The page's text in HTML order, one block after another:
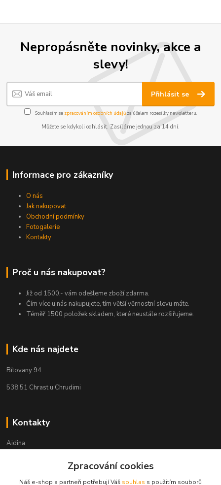
Nepropásněte novinky, akce a
slevy!
Přihlásit se
Souhlasím se zpracováním osobních údajůza účelem rozesílky newsletteru.
Můžete se kdykoli odhlásit. Zasíláme jednou za 14 dní.
Informace pro zákazníky
O nás
Jak nakupovat
Obchodní podmínky
Fotogalerie
Kontakty
Proč u nás nakupovat?
Již od 1500,- vám odešleme zboží zdarma.
Čím více u nás nakupujete, tím větší věrnostní slevu máte.
Téměř 1500 položek skladem, které neustále rozšiřujeme.
Kde nás najdete
Bítovany 94
538 51 Chrast u Chrudimi
Kontakty
Aidina
Veronika Holasová SchejbalováZpracování cookies
Náš e-shop a partneři potřebují Váš souhlas s použitím souborů